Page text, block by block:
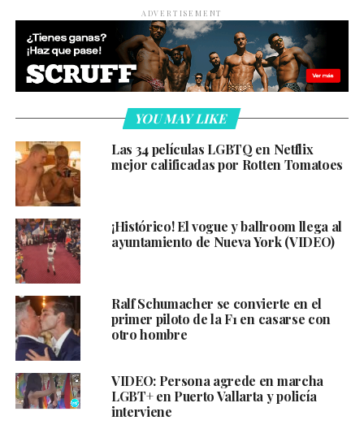
ADVERTISEMENT
YOU MAY LIKE
Las 34 películas LGBTQ en Netflix
mejor calificadas por Rotten Tomatoes
¡Histórico! El vogue y ballroom llega al
ayuntamiento de Nueva York (VIDEO)
Ralf Schumacher se convierte en el
primer piloto de la F1 en casarse con
otro hombre
VIDEO: Persona agrede en marcha
LGBT+ en Puerto Vallarta y policía
interviene